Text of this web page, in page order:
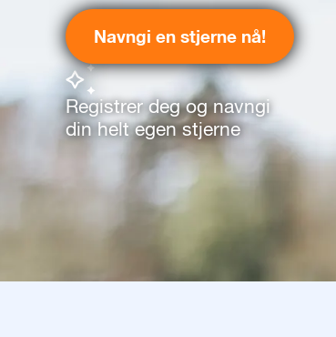
Navngi en stjerne nå!
Registrer deg og navngi
din helt egen stjerne